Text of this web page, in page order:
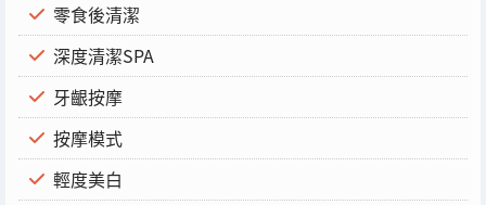
零食後清潔
深度清潔SPA
牙齦按摩
按摩模式
輕度美白